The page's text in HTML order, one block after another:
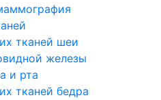
тканей шеи
железы
и рта
тканей бедра